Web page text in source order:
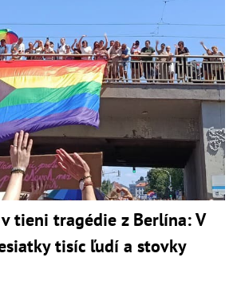
tieni tragédie z Berlína: V
tisíc ľudí a stovky